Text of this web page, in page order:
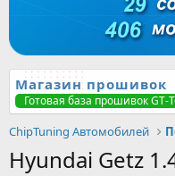
Магазин прошивок
Готовая база прошивок GT-
ChipTuning Автомобилей
Hyundai Getz